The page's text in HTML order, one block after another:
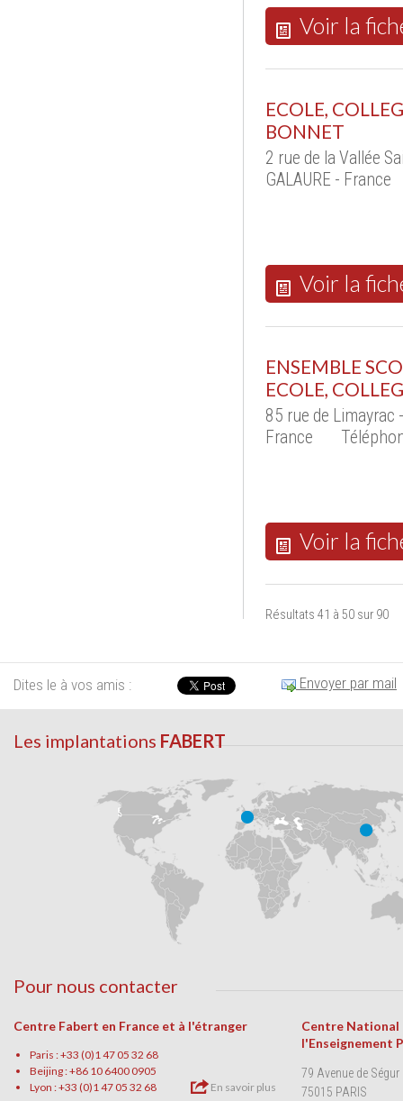
Voir la
ECOLE,
BONNET
2 rue de la Vallée
GALAURE - France
Voir la
ENSEMBLE
ECOLE,
85 rue de Limayrac
France
Voir la
Résultats 41 à 50 sur 90
Dites le à vos amis : Envoyer par mail
Les implantations FABERT
Pour nous contacter
Centre Fabert en France et à l'étranger
Paris : +33 (0)1 47 05 32 68
Beijing : +86 10 6400 0905
Lyon : +33 (0)1 47 05 32 68
En savoir plus
Centre National
l'Enseignement
79 Avenue de Ségur
75015 PARIS